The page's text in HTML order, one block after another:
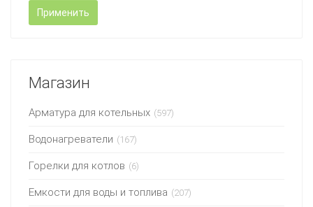
Применить
Магазин
Арматура для котельных (597)
Водонагреватели (167)
Горелки для котлов (6)
Емкости для воды и топлива (207)